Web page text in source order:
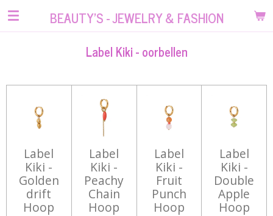
Ga
BEAUTY'S - JEWELRY & FASHION
Label Kiki - oorbellen
Label
Kiki -
Golden
drift
Hoop
Label
Kiki -
Peachy
Chain
Hoop
Label
Kiki -
Fruit
Punch
Hoop
Label
Kiki -
Double
Apple
Hoop